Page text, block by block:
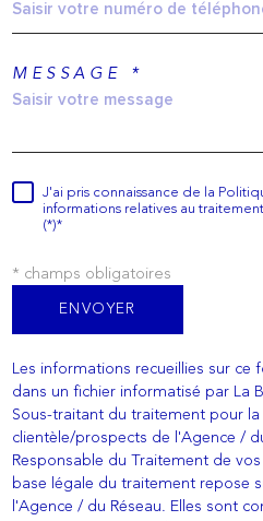
MESSAGE *
J'ai pris connaissance de la
informations relatives au
(*)*
* champs obligatoires
ENVOYER
Les informations recueillies sur ce
dans un fichier informatisé par La
Sous-traitant du traitement pour
clientèle/prospects de l'Agence /
Responsable du Traitement de
base légale du traitement repose
l'Agence / du Réseau. Elles sont